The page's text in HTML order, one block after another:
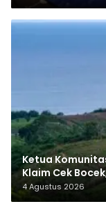
Ketua
Klaim Cek
Makam Leluhur
4 Agustus 2026